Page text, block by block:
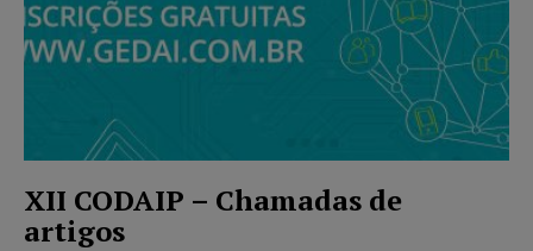
XII CODAIP – Chamadas de
artigos